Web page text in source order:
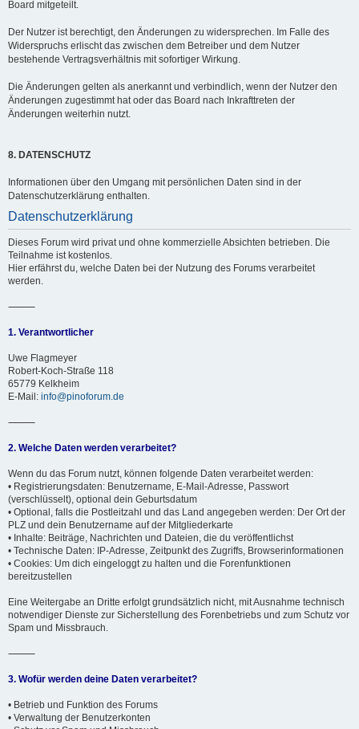
Board mitgeteilt.
Der Nutzer ist berechtigt, den Änderungen zu widersprechen. Im Falle des
Widerspruchs erlischt das zwischen dem Betreiber und dem Nutzer
bestehende Vertragsverhältnis mit sofortiger Wirkung.
Die Änderungen gelten als anerkannt und verbindlich, wenn der Nutzer den
Änderungen zugestimmt hat oder das Board nach Inkrafttreten der
Änderungen weiterhin nutzt.
8. DATENSCHUTZ
Informationen über den Umgang mit persönlichen Daten sind in der
Datenschutzerklärung enthalten.
Datenschutzerklärung
Dieses Forum wird privat und ohne kommerzielle Absichten betrieben. Die
Teilnahme ist kostenlos.
Hier erfährst du, welche Daten bei der Nutzung des Forums verarbeitet
werden.
⸻
1. Verantwortlicher
Uwe Flagmeyer
Robert-Koch-Straße 118
65779 Kelkheim
E-Mail: info@pinoforum.de
⸻
2. Welche Daten werden verarbeitet?
Wenn du das Forum nutzt, können folgende Daten verarbeitet werden:
• Registrierungsdaten: Benutzername, E-Mail-Adresse, Passwort
(verschlüsselt), optional dein Geburtsdatum
• Optional, falls die Postleitzahl und das Land angegeben werden: Der Ort der
PLZ und dein Benutzername auf der Mitgliederkarte
• Inhalte: Beiträge, Nachrichten und Dateien, die du veröffentlichst
• Technische Daten: IP-Adresse, Zeitpunkt des Zugriffs, Browserinformationen
• Cookies: Um dich eingeloggt zu halten und die Forenfunktionen
bereitzustellen
Eine Weitergabe an Dritte erfolgt grundsätzlich nicht, mit Ausnahme technisch
notwendiger Dienste zur Sicherstellung des Forenbetriebs und zum Schutz vor
Spam und Missbrauch.
⸻
3. Wofür werden deine Daten verarbeitet?
• Betrieb und Funktion des Forums
• Verwaltung der Benutzerkonten